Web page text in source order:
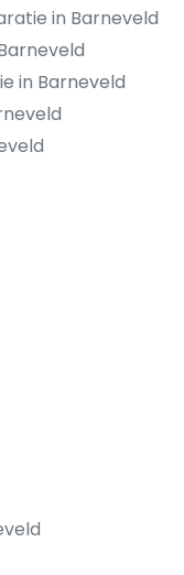
in Barneveld
in Barneveld